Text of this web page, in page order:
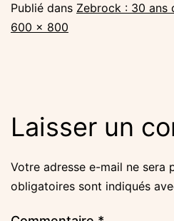
Publié dans Zebrock : 30 ans
Taille
600 × 800
Laisser un
Votre adresse e-mail ne sera
obligatoires sont indiqués